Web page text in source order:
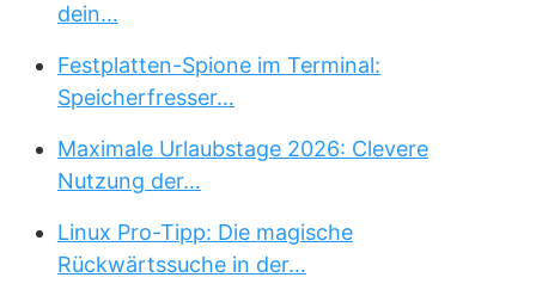
dein…
Festplatten-Spione im Terminal:
Speicherfresser…
Maximale Urlaubstage 2026: Clevere
Nutzung der…
Linux Pro-Tipp: Die magische
Rückwärtssuche in der…